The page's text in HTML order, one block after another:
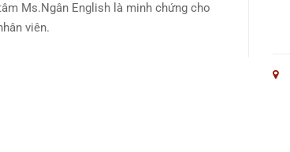
Ms.Ngân English là minh chứng cho
viên.